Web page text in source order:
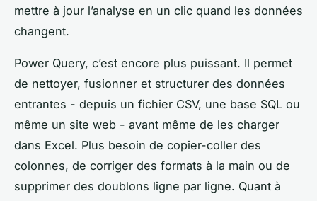
mettre à jour l’analyse en un clic quand les données
changent.
Power Query, c’est encore plus puissant. Il permet
de nettoyer, fusionner et structurer des données
entrantes - depuis un fichier CSV, une base SQL ou
même un site web - avant même de les charger
dans Excel. Plus besoin de copier-coller des
colonnes, de corriger des formats à la main ou de
supprimer des doublons ligne par ligne. Quant à